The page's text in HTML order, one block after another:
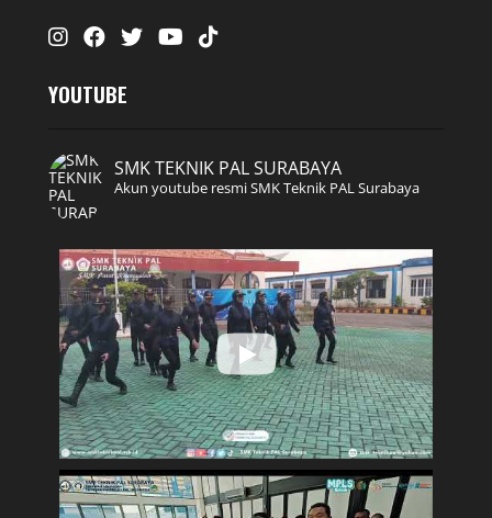
Instagram
FacebookTwitterYoutube
Tiktok
YOUTUBE
SMK TEKNIK PAL SURABAYA
Akun youtube resmi SMK Teknik PAL Surabaya